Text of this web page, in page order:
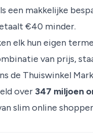
een makkelijke
€40 minder.
elk hun eigen
van prijs,
de Thuiswinkel
over 347 miljoen
slim online